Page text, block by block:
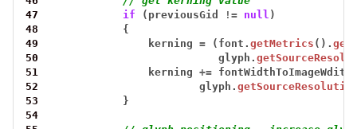
47
if (previousGid != null )
48
{
49
kerning = (font.getMetrics ().
50
glyph.
51
kerning +=
52
glyph.
53
}
54